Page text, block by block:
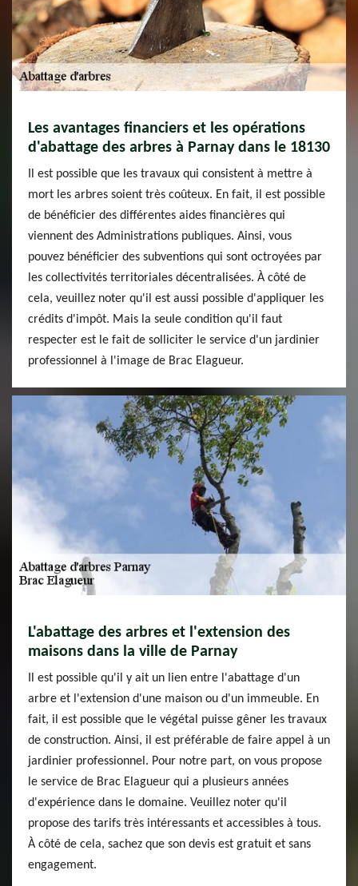
Les avantages financiers et les opérations
d'abattage des arbres à Parnay dans le 18130
Il est possible que les travaux qui consistent à mettre à
mort les arbres soient très coûteux. En fait, il est possible
de bénéficier des différentes aides financières qui
viennent des Administrations publiques. Ainsi, vous
pouvez bénéficier des subventions qui sont octroyées par
les collectivités territoriales décentralisées. À côté de
cela, veuillez noter qu'il est aussi possible d'appliquer les
crédits d'impôt. Mais la seule condition qu'il faut
respecter est le fait de solliciter le service d'un jardinier
professionnel à l'image de Brac Elagueur.
L'abattage des arbres et l'extension des
maisons dans la ville de Parnay
Il est possible qu'il y ait un lien entre l'abattage d'un
arbre et l'extension d'une maison ou d'un immeuble. En
fait, il est possible que le végétal puisse gêner les travaux
de construction. Ainsi, il est préférable de faire appel à un
jardinier professionnel. Pour notre part, on vous propose
le service de Brac Elagueur qui a plusieurs années
d'expérience dans le domaine. Veuillez noter qu'il
propose des tarifs très intéressants et accessibles à tous.
À côté de cela, sachez que son devis est gratuit et sans
engagement.